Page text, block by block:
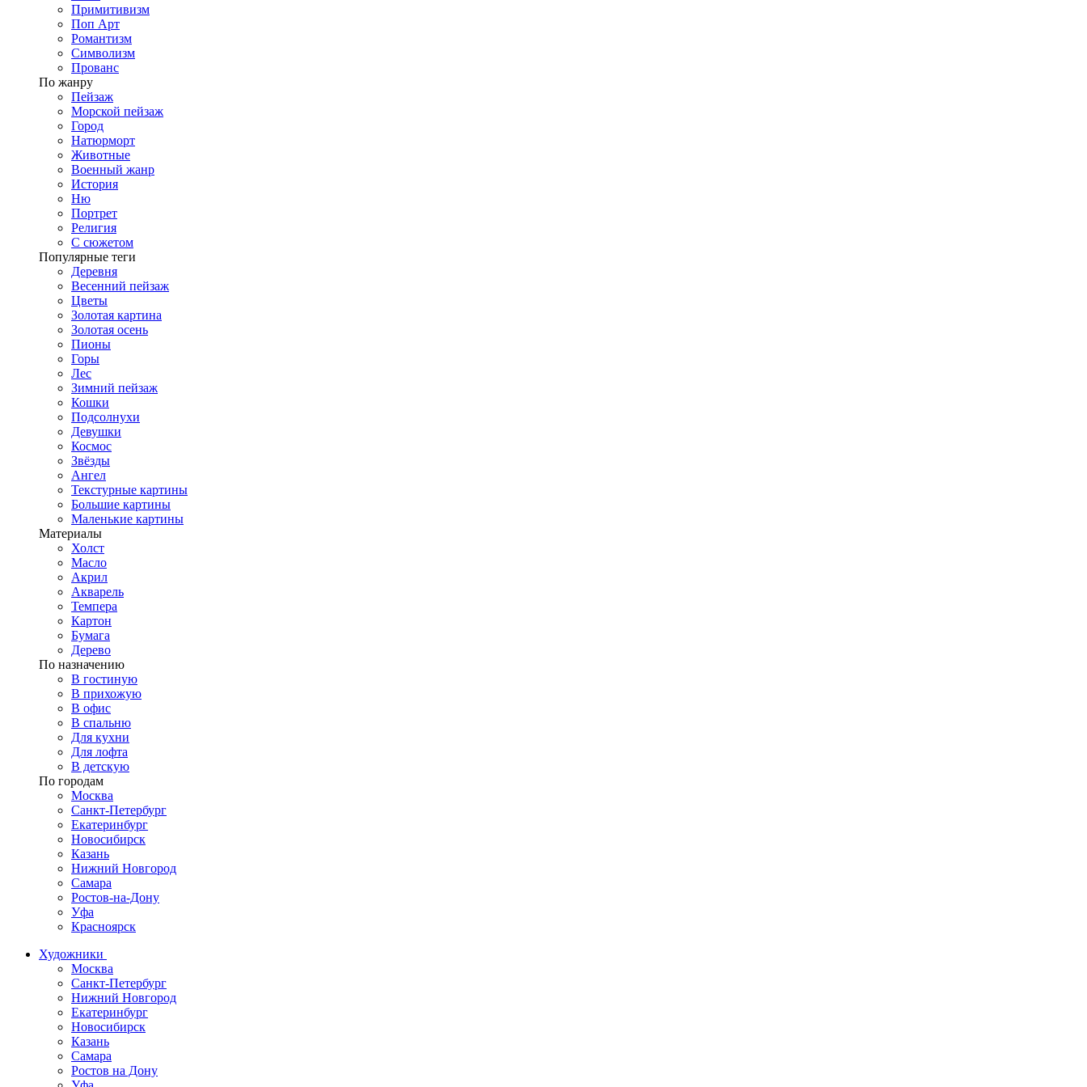
Примитивизм
Поп Арт
Романтизм
Символизм
Прованс
По жанру
Пейзаж
Морской пейзаж
Город
Натюрморт
Животные
Военный жанр
История
Ню
Портрет
Религия
С сюжетом
Популярные теги
Деревня
Весенний пейзаж
Цветы
Золотая картина
Золотая осень
Пионы
Горы
Лес
Зимний пейзаж
Кошки
Подсолнухи
Девушки
Космос
Звёзды
Ангел
Текстурные картины
Большие картины
Маленькие картины
Материалы
Холст
Масло
Акрил
Акварель
Темпера
Картон
Бумага
Дерево
По назначению
В гостиную
В прихожую
В офис
В спальню
Для кухни
Для лофта
В детскую
По городам
Москва
Санкт-Петербург
Екатеринбург
Новосибирск
Казань
Нижний Новгород
Самара
Ростов-на-Дону
Уфа
Красноярск
Художники
Москва
Санкт-Петербург
Нижний Новгород
Екатеринбург
Новосибирск
Казань
Самара
Ростов на Дону